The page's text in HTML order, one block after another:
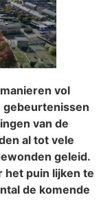
vol
gebeurtenissen
van de
al tot vele
geleid.
het puin lijken te
de komende